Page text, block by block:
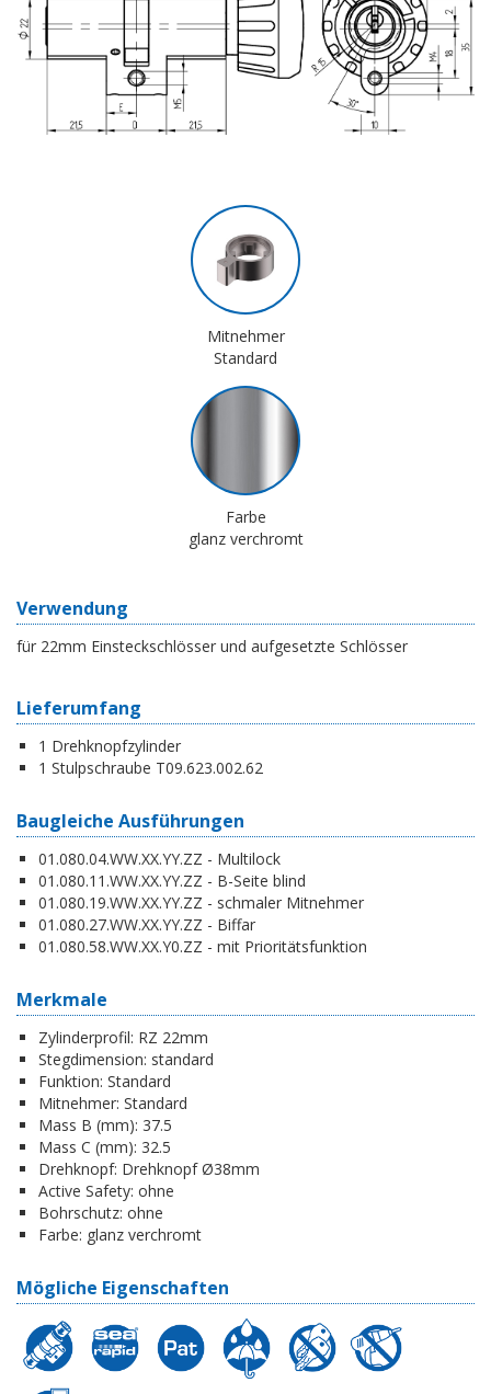
Mitnehmer
Standard
Farbe
glanz verchromt
Verwendung
für 22mm Einsteckschlösser und aufgesetzte Schlösser
Lieferumfang
1 Drehknopfzylinder
1 Stulpschraube T09.623.002.62
Baugleiche Ausführungen
01.080.04.WW.XX.YY.ZZ - Multilock
01.080.11.WW.XX.YY.ZZ - B-Seite blind
01.080.19.WW.XX.YY.ZZ - schmaler Mitnehmer
01.080.27.WW.XX.YY.ZZ - Biffar
01.080.58.WW.XX.Y0.ZZ - mit Prioritätsfunktion
Merkmale
Zylinderprofil: RZ 22mm
Stegdimension: standard
Funktion: Standard
Mitnehmer: Standard
Mass B (mm): 37.5
Mass C (mm): 32.5
Drehknopf: Drehknopf Ø38mm
Active Safety: ohne
Bohrschutz: ohne
Farbe: glanz verchromt
Mögliche Eigenschaften